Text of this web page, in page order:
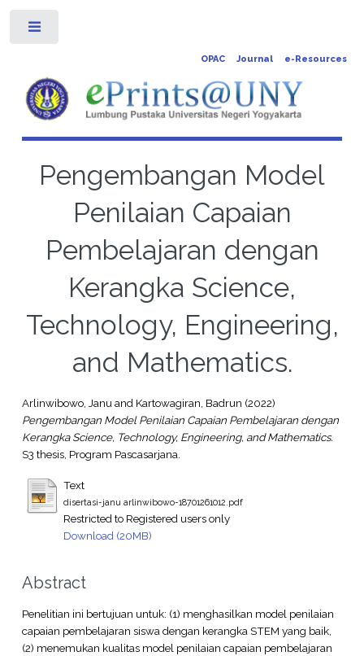
OPAC Journal e-Resources
Pengembangan Model
Penilaian Capaian
Pembelajaran dengan
Kerangka Science,
Technology, Engineering,
and Mathematics.
Arlinwibowo, Januand Kartowagiran, Badrun (2022)
Pengembangan Model Penilaian Capaian Pembelajaran dengan
Kerangka Science, Technology, Engineering, and Mathematics.
S3 thesis, Program Pascasarjana.
Text
disertasi-janu arlinwibowo-18701261012.pdf
Restricted to Registered users only
Download (20MB)
Abstract
Penelitian ini bertujuan untuk: (1) menghasilkan model penilaian
capaian pembelajaran siswa dengan kerangka STEM yang baik,
(2) menemukan kualitas model penilaian capaian pembelajaran